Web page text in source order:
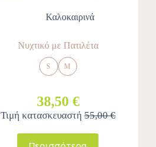
Καλοκαιρινά
Νυχτικό με Πατιλέτα
S M
38,50 €
Τιμή κατασκευαστή55,00 €